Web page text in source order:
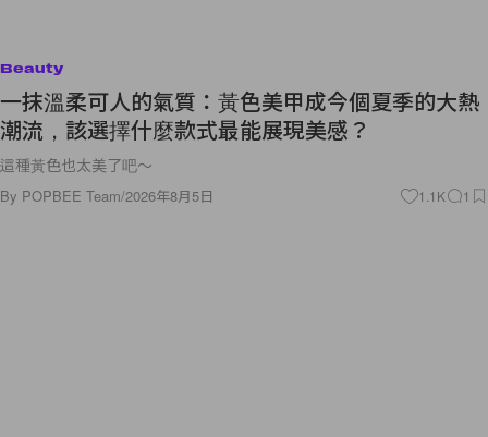
Beauty
一抹溫柔可人的氣質：黃色美甲成今個夏季的大熱
潮流，該選擇什麼款式最能展現美感？
這種黃色也太美了吧～
By POPBEE Team/2026年8月5日 1.1K 1